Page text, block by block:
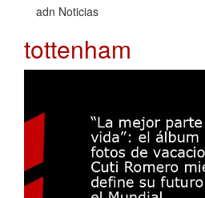
adn Noticias
tottenham